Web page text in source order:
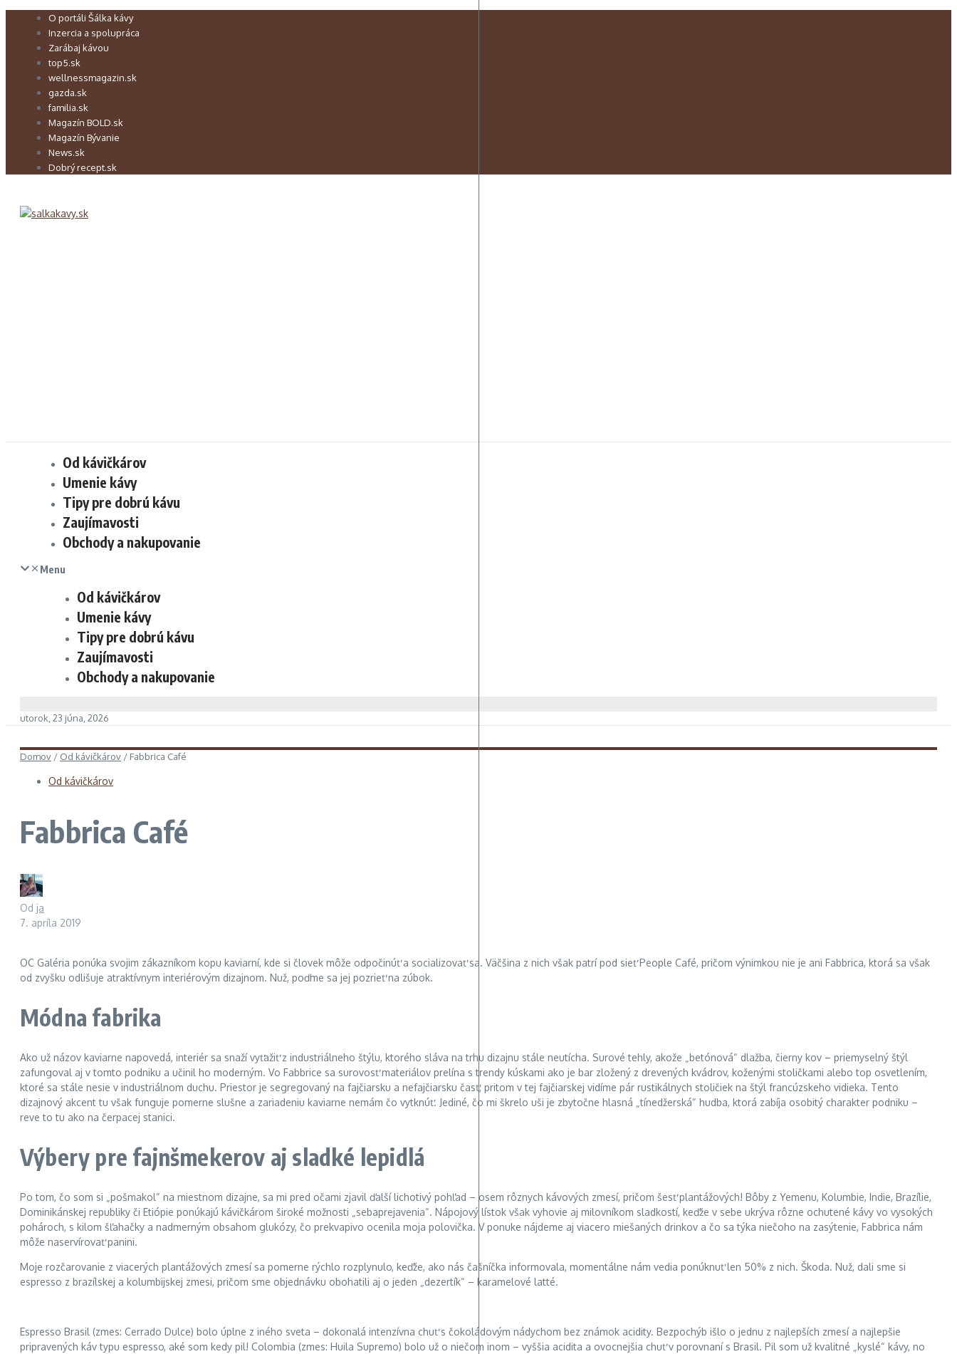
Preskočiť O portáli Šálka kávy
Inzercia a spolupráca
Zarábaj kávou
top5.sk
wellnessmagazin.sk
gazda.sk
familia.sk
Magazín BOLD.sk
Magazín Bývanie
News.sk
Dobrý recept.sk
Od kávičkárov
Umenie kávy
Tipy pre dobrú kávu
Zaujímavosti
Obchody a nakupovanie
Menu
Od kávičkárov
Umenie kávy
Tipy pre dobrú kávu
Zaujímavosti
Obchody a nakupovanie
utorok, 23 júna, 2026
Domov / Od kávičkárov / Fabbrica Café
Od kávičkárov
Fabbrica Café
Od ja
7. apríla 2019
OC Galéria ponúka svojim zákazníkom kopu kaviarní, kde si človek môže odpočinúť a socializovať sa. Väčšina z nich však patrí pod sieť People Café, pričom výnimkou nie je ani Fabbrica, ktorá sa však
od zvyšku odlišuje atraktívnym interiérovým dizajnom. Nuž, poďme sa jej pozrieť na zúbok.
Módna fabrika
Ako už názov kaviarne napovedá, interiér sa snaží vyťažiť z industriálneho štýlu, ktorého sláva na trhu dizajnu stále neutícha. Surové tehly, akože „betónová“ dlažba, čierny kov – priemyselný štýl
zafungoval aj v tomto podniku a učinil ho moderným. Vo Fabbrice sa surovosť materiálov prelína s trendy kúskami ako je bar zložený z drevených kvádrov, koženými stoličkami alebo top osvetlením,
ktoré sa stále nesie v industriálnom duchu. Priestor je segregovaný na fajčiarsku a nefajčiarsku časť, pritom v tej fajčiarskej vidíme pár rustikálnych stoličiek na štýl francúzskeho vidieka. Tento
dizajnový akcent tu však funguje pomerne slušne a zariadeniu kaviarne nemám čo vytknúť. Jediné, čo mi škrelo uši je zbytočne hlasná „tínedžerská“ hudba, ktorá zabíja osobitý charakter podniku –
reve to tu ako na čerpacej stanici.
Výbery pre fajnšmekerov aj sladké lepidlá
Po tom, čo som si „pošmakol“ na miestnom dizajne, sa mi pred očami zjavil ďalší lichotivý pohľad – osem rôznych kávových zmesí, pričom šesť plantážových! Bôby z Yemenu, Kolumbie, Indie, Brazílie,
Dominikánskej republiky či Etiópie ponúkajú kávičkárom široké možnosti „sebaprejavenia“. Nápojový lístok však vyhovie aj milovníkom sladkostí, keďže v sebe ukrýva rôzne ochutené kávy vo vysokých
pohároch, s kilom šľahačky a nadmerným obsahom glukózy, čo prekvapivo ocenila moja polovička. V ponuke nájdeme aj viacero miešaných drinkov a čo sa týka niečoho na zasýtenie, Fabbrica nám
môže naservírovať panini.
Moje rozčarovanie z viacerých plantážových zmesí sa pomerne rýchlo rozplynulo, keďže, ako nás čašníčka informovala, momentálne nám vedia ponúknuť len 50% z nich. Škoda. Nuž, dali sme si
espresso z brazílskej a kolumbijskej zmesi, pričom sme objednávku obohatili aj o jeden „dezertík“ – karamelové latté.
Espresso Brasil (zmes: Cerrado Dulce) bolo úplne z iného sveta – dokonalá intenzívna chuť s čokoládovým nádychom bez známok acidity. Bezpochýb išlo o jednu z najlepších zmesí a najlepšie
pripravených káv typu espresso, aké som kedy pil! Colombia (zmes: Huila Supremo) bolo už o niečom inom – vyššia acidita a ovocnejšia chuť v porovnaní s Brasil. Pil som už kvalitné „kyslé“ kávy, no